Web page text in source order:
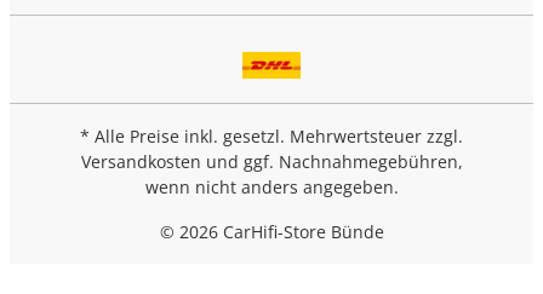
* Alle Preise inkl. gesetzl. Mehrwertsteuer zzgl.
Versandkosten und ggf. Nachnahmegebühren,
wenn nicht anders angegeben.
© 2026 CarHifi-Store Bünde